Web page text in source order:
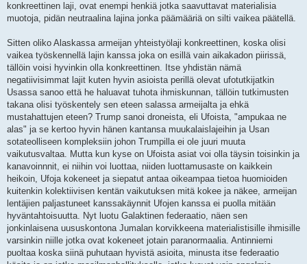
konkreettinen laji, ovat enempi henkiä jotka saavuttavat materialisia
muotoja, pidän neutraalina lajina jonka päämääriä on silti vaikea päätellä.
Sitten oliko Alaskassa armeijan yhteistyölaji konkreettinen, koska olisi
vaikea työskennellä lajin kanssa joka on esillä vain aikakadon piirissä,
tällöin voisi hyvinkin olla konkreettinen. Itse yhdistän nämä
negatiivisimmat lajit kuten hyvin asioista perillä olevat ufotutkijatkin
Usassa sanoo että he haluavat tuhota ihmiskunnan, tällöin tutkimusten
takana olisi työskentely sen eteen salassa armeijalta ja ehkä
mustahattujen eteen? Trump sanoi droneista, eli Ufoista, "ampukaa ne
alas" ja se kertoo hyvin hänen kantansa muukalaislajeihin ja Usan
sotateolliseen kompleksiin johon Trumpilla ei ole juuri muuta
vaikutusvaltaa. Mutta kun kyse on Ufoista asiat voi olla täysin toisinkin ja
kanavoinnnit, ei niihin voi luottaa, niiden luottamusaste on kaikkein
heikoin, Ufoja kokeneet ja siepatut antaa oikeampaa tietoa huomioiden
kuitenkin kolektiivisen kentän vaikutuksen mitä kokee ja näkee, armeijan
lentäjien paljastuneet kanssakäynnit Ufojen kanssa ei puolla mitään
hyväntahtoisuutta. Nyt luotu Galaktinen federaatio, näen sen
jonkinlaisena uususkontona Jumalan korvikkeena materialistisille ihmisille
varsinkin niille jotka ovat kokeneet jotain paranormaalia. Antinniemi
puoltaa koska siinä puhutaan hyvistä asioita, minusta itse federaatio